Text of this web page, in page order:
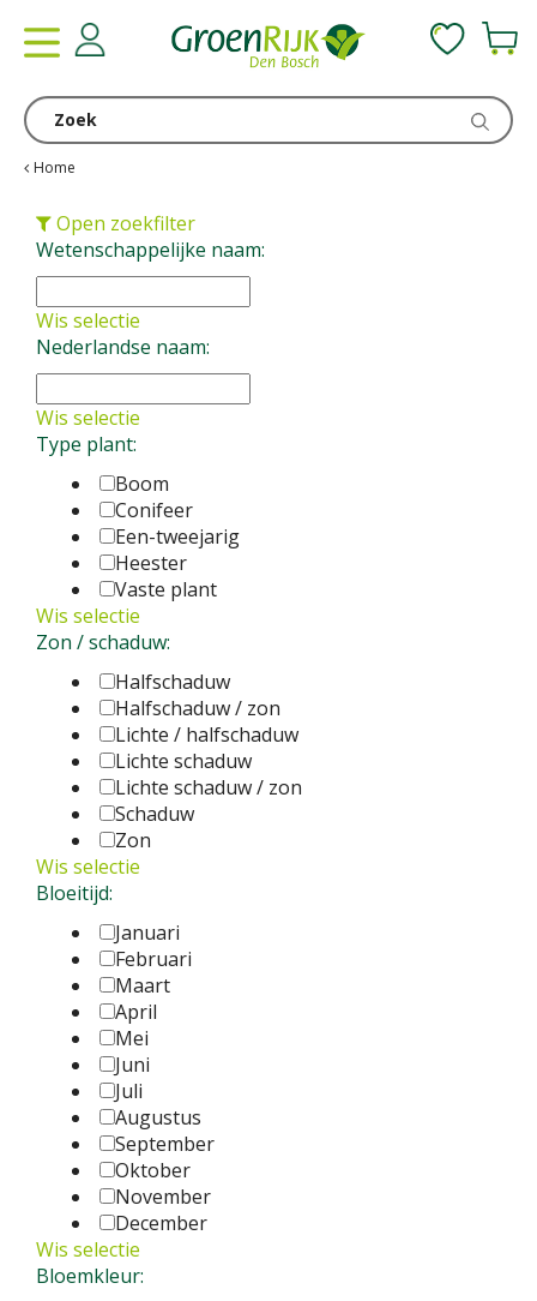
Home
Open zoekfilter
Wetenschappelijke naam:
Wis selectie
Nederlandse naam:
Wis selectie
Type plant:
Boom
Conifeer
Een-tweejarig
Heester
Vaste plant
Wis selectie
Zon / schaduw:
Halfschaduw
Halfschaduw / zon
Lichte / halfschaduw
Lichte schaduw
Lichte schaduw / zon
Schaduw
Zon
Wis selectie
Bloeitijd:
Januari
Februari
Maart
April
Mei
Juni
Juli
Augustus
September
Oktober
November
December
Wis selectie
Bloemkleur: